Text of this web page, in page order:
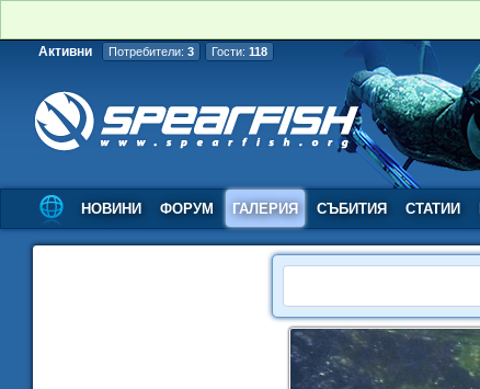
Активни Потребители: 3 Гости: 118
НОВИНИ ФОРУМ ГАЛЕРИЯ СЪБИТИЯ СТАТИИ